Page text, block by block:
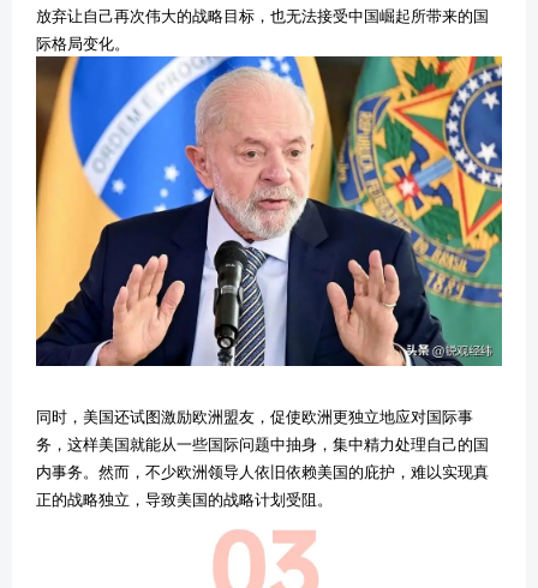
放弃让自己再次伟大的战略目标，也无法接受中国崛起所带来的国
际格局变化。
同时，美国还试图激励欧洲盟友，促使欧洲更独立地应对国际事
务，这样美国就能从一些国际问题中抽身，集中精力处理自己的国
内事务。然而，不少欧洲领导人依旧依赖美国的庇护，难以实现真
正的战略独立，导致美国的战略计划受阻。